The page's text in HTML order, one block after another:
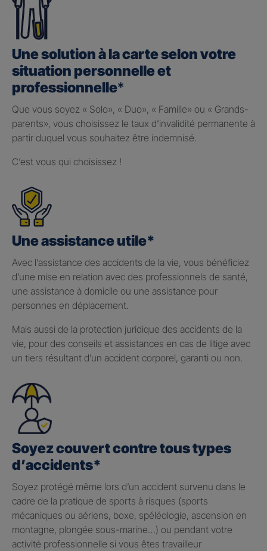
Une solution à la carte selon votre
situation personnelle et
professionnelle*
Que vous soyez « Solo», « Duo», « Famille» ou « Grands-
parents», vous choisissez le taux d’invalidité permanente à
partir duquel vous souhaitez être indemnisé.
C’est vous qui choisissez !
Une assistance utile*
Avec l’assistance des accidents de la vie, vous bénéficiez
d’une mise en relation avec des professionnels de santé,
une assistance à domicile ou une assistance pour
personnes en déplacement.
Mais aussi de la protection juridique des accidents de la
vie, pour des conseils et assistances en cas de litige avec
un tiers résultant d’un accident corporel, garanti ou non.
Soyez couvert contre tous types
d’accidents*
Soyez protégé même lors d’un accident survenu dans le
cadre de la pratique de sports à risques (sports
mécaniques ou aériens, boxe, spéléologie, ascension en
montagne, plongée sous-marine…) ou pendant votre
activité professionnelle si vous êtes travailleur